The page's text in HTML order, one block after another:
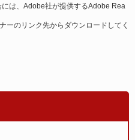
は、Adobe社が提供するAdobe Rea
ーのリンク先からダウンロードしてく